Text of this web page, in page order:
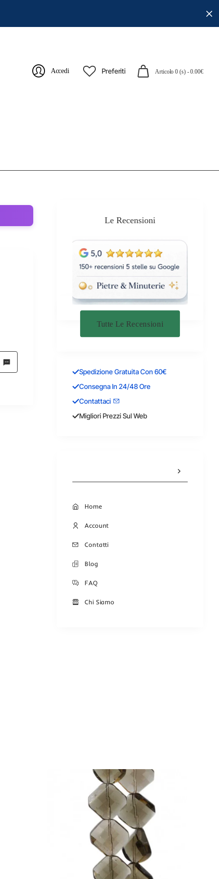
Accedi Preferiti Articolo 0 (s) - 0.00€
Le Recensioni
Tutte Le Recensioni
Spedizione Gratuita Con 60€
Consegna In 24/48 Ore
Contattaci
Migliori Prezzi Sul Web
Home
Account
Contatti
Blog
FAQ
Chi Siamo